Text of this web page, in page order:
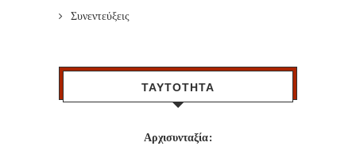
Συνεντεύξεις
ΤΑΥΤΟΤΗΤΑ
Αρχισυνταξία: